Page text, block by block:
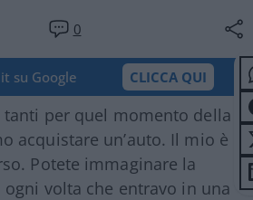
0
su Google CLICCA QUI
tanti per quel momento della
acquistare un’auto. Il mio è
Potete immaginare la
volta che entravo in una